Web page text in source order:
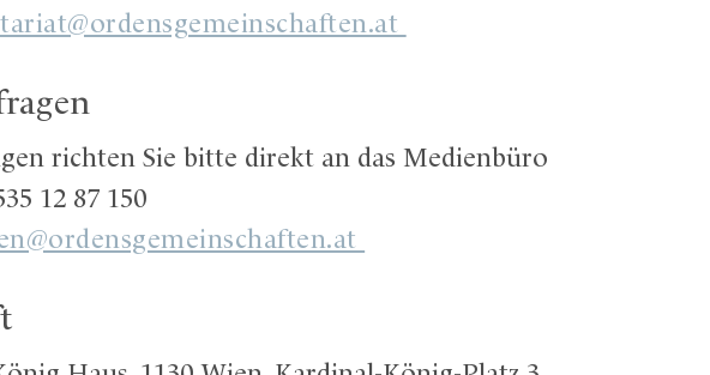
richten Sie bitte direkt an das Medienbüro
12 87 150